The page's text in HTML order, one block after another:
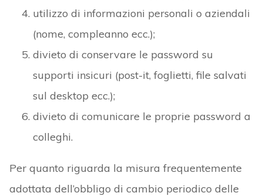
utilizzo di informazioni personali o aziendali
(nome, compleanno ecc.);
divieto di conservare le password su
supporti insicuri (post-it, foglietti, file salvati
sul desktop ecc.);
divieto di comunicare le proprie password a
colleghi.
Per quanto riguarda la misura frequentemente
adottata dell’obbligo di cambio periodico delle